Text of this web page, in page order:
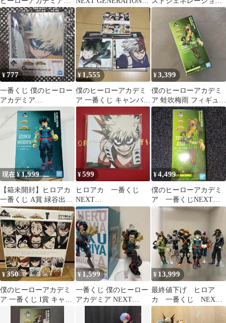
NEXT
GENERATIONS!!
A賞F賞 フィギュアセッズ A賞 緑谷出久 フィギ
¥777
一番くじ 僕のヒーロー
アカデミア
NEXTGENERATIONS2
G賞爆豪勝己
¥ 1,555
僕のヒーローアカデミ
ア 一番くじ キャンバス
¥3,399
僕のヒーローアカデミ
ア 蛙吹梅雨 フィギュ
ア あすいつゆ 一番
くじ
現在 ¥1,999
【箱未開封】ヒロアカ
一番くじ A賞 緑谷出久
NEXTGENERATIONS
¥599
ヒロアカ 一番くじ
NEXT
GENERATIONS！！
¥4,499
僕のヒーローアカデミ
ア 一番くじNEXT
GENERATIONS 蛙吹梅
¥350
僕のヒーローアカデミ
ア 一番くじ I賞 キャン
バスボード 雄英高
校 1年A組
¥ 1,599
一番くじ 僕のヒーロー
アカデミア NEXT
GENERATIONS！！２
¥ 13,999
最終値下げ ヒロア
カ 一番くじ NEXT
GENERATIONS フィギ
ュア